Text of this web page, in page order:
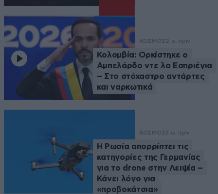
ΚΟΣΜΟΣ2 ω. πριν
Κολομβία: Ορκίστηκε ο
Αμπελάρδο ντε λα Εσπριέγια
– Στο στόχαστρο αντάρτες
και ναρκωτικά
ΚΟΣΜΟΣ3 ω. πριν
Η Ρωσία απορρίπτει τις
κατηγορίες της Γερμανίας
για το drone στην Λειψία –
Κάνει λόγο για
«προβοκάτσια»